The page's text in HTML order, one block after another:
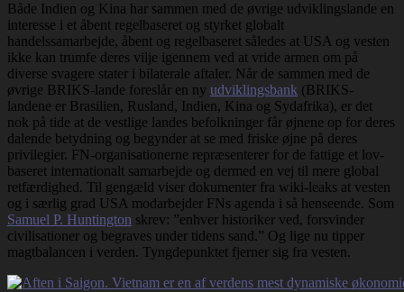
Både Indien og Kina har sammen med de øvrige udviklingslande en
interesse i et åbent regelbaseret og styrket globalt
handelssamarbejde, åbent og regelbaseret således at USA og vesten
ikke kan trumfe deres vilje igennem ved at vride armen om på
diverse svagere stater i bilaterale aftaler. Når de sammen med de
øvrige BRIKS-lande foreslår en ny udviklingsbank (BRIKS-
landene er Brasilien, Rusland, Indien, Kina og Sydafrika), er det
nok på tide at de vestlige landes befolkninger får øjnene op for deres
dalende betydning og begynder at se med friske øjne på deres
privilegier. FN-organisationerne repræsenterer for de fattige et lov-
baseret internationalt samarbejde og dermed en vej til mere global
retfærdighed. Til gengæld viser dokumenter fra wiki-leaks at vesten
og i særlig grad USA modarbejder FNs agenda i så henseende. Som
Samuel P. Huntington skrev: ”enhver historiker ved, forsvinder
civilisationer og begraves under tidens sand.” Og lige nu tipper
magtbalancen i verden. Tyngdepunktet fjerner sig fra vesten.